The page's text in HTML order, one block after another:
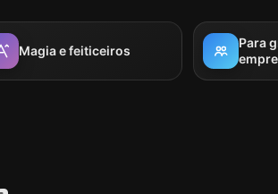
Magia e feiticeiros
Para